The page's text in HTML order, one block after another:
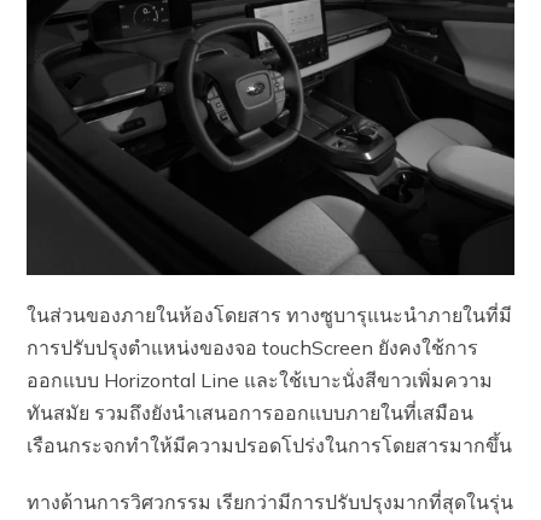
ในส่วนของภายในห้องโดยสาร ทางซูบารุแนะนำภายในที่มี
การปรับปรุงตำแหน่งของจอ touchScreen ยังคงใช้การ
ออกแบบ Horizontal Line และใช้เบาะนั่งสีขาวเพิ่มความ
ทันสมัย รวมถึงยังนำเสนอการออกแบบภายในที่เสมือน
เรือนกระจกทำให้มีความปรอดโปร่งในการโดยสารมากขึ้น
ทางด้านการวิศวกรรม เรียกว่ามีการปรับปรุงมากที่สุดในรุ่น